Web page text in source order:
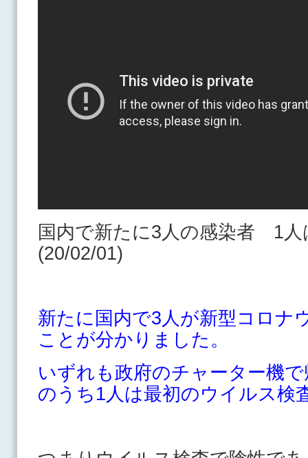
国内で新たに3人の感染者 1人
(20/02/01)
新たに国内で3人が新型コロナ
ことが分かりました。
いずれも政府のチャーター機
のうち1人は最初のウイルス検